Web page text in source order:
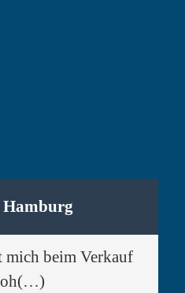
Hamburg
beim Verkauf